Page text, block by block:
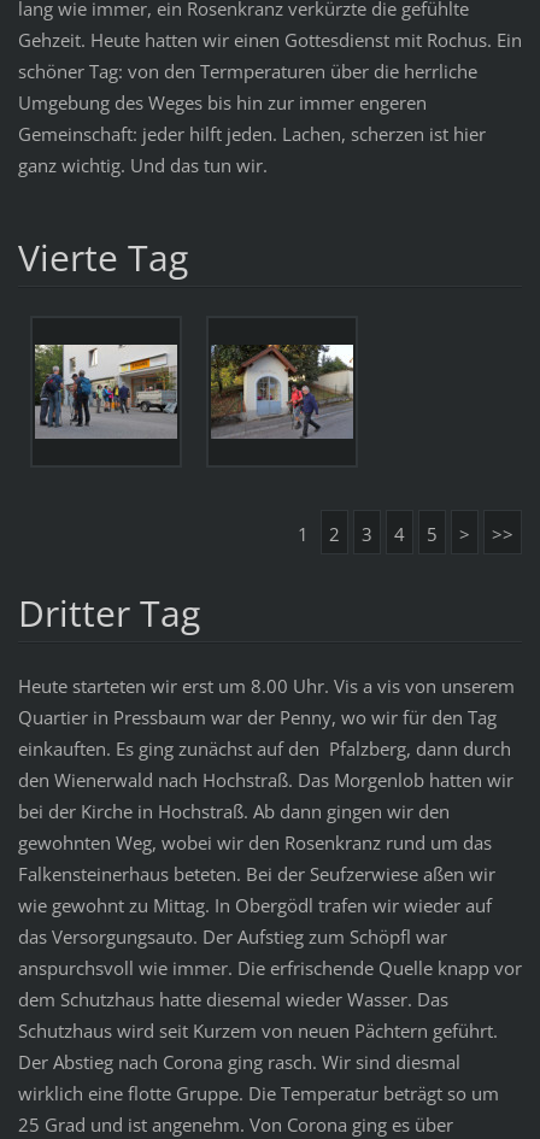
lang wie immer, ein Rosenkranz verkürzte die gefühlte
Gehzeit. Heute hatten wir einen Gottesdienst mit Rochus. Ein
schöner Tag: von den Termperaturen über die herrliche
Umgebung des Weges bis hin zur immer engeren
Gemeinschaft: jeder hilft jeden. Lachen, scherzen ist hier
ganz wichtig. Und das tun wir.
Vierte Tag
1 2 3 4 5 > >>
Dritter Tag
Heute starteten wir erst um 8.00 Uhr. Vis a vis von unserem
Quartier in Pressbaum war der Penny, wo wir für den Tag
einkauften. Es ging zunächst auf den Pfalzberg, dann durch
den Wienerwald nach Hochstraß. Das Morgenlob hatten wir
bei der Kirche in Hochstraß. Ab dann gingen wir den
gewohnten Weg, wobei wir den Rosenkranz rund um das
Falkensteinerhaus beteten. Bei der Seufzerwiese aßen wir
wie gewohnt zu Mittag. In Obergödl trafen wir wieder auf
das Versorgungsauto. Der Aufstieg zum Schöpfl war
anspurchsvoll wie immer. Die erfrischende Quelle knapp vor
dem Schutzhaus hatte diesemal wieder Wasser. Das
Schutzhaus wird seit Kurzem von neuen Pächtern geführt.
Der Abstieg nach Corona ging rasch. Wir sind diesmal
wirklich eine flotte Gruppe. Die Temperatur beträgt so um
25 Grad und ist angenehm. Von Corona ging es über